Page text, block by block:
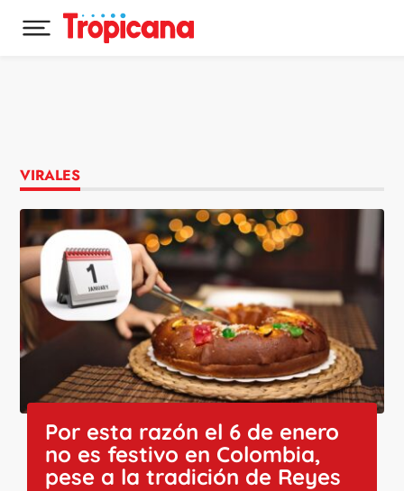
Desplegar menú principal
VIRALES
Por esta razón el 6 de enero
no es festivo en Colombia,
pese a la tradición de Reyes